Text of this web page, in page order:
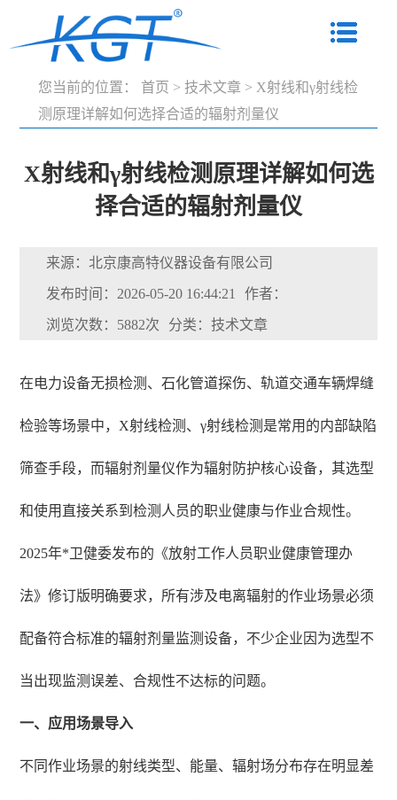
您当前的位置： 首页 > 技术文章 > X射线和γ射线检
测原理详解如何选择合适的辐射剂量仪
X射线和γ射线检测原理详解如何选
择合适的辐射剂量仪
来源：北京康高特仪器设备有限公司
发布时间：2026-05-20 16:44:21 作者：
浏览次数：5882次 分类：技术文章
在电力设备无损检测、石化管道探伤、轨道交通车辆焊缝
检验等场景中，X射线检测、γ射线检测是常用的内部缺陷
筛查手段，而辐射剂量仪作为辐射防护核心设备，其选型
和使用直接关系到检测人员的职业健康与作业合规性。
2025年*卫健委发布的《放射工作人员职业健康管理办
法》修订版明确要求，所有涉及电离辐射的作业场景必须
配备符合标准的辐射剂量监测设备，不少企业因为选型不
当出现监测误差、合规性不达标的问题。
一、应用场景导入
不同作业场景的射线类型、能量、辐射场分布存在明显差